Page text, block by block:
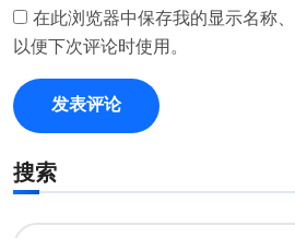
在此浏览器中保存我的显示名称
以便下次评论时使用。
搜索